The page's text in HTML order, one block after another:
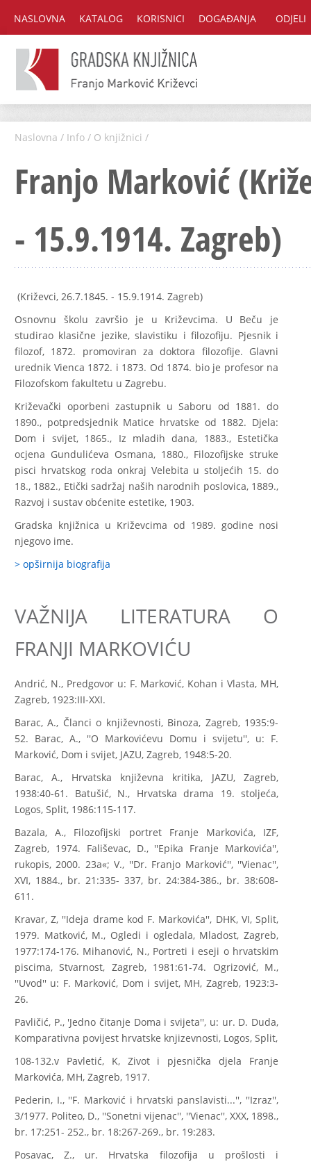
NASLOVNA KATALOG KORISNICI DOGAĐANJA ODJELI
Naslovna / Info / O knjižnici /
Franjo Marković
- 15.9.1914. Zagreb)
(Križevci, 26.7.1845. - 15.9.1914. Zagreb)
Osnovnu školu završio je u Križevcima. U Beču je
studirao klasične jezike, slavistiku i filozofiju. Pjesnik i
filozof, 1872. promoviran za doktora filozofije. Glavni
urednik Vienca 1872. i 1873. Od 1874. bio je profesor na
Filozofskom fakultetu u Zagrebu.
Križevački oporbeni zastupnik u Saboru od 1881. do
1890., potpredsjednik Matice hrvatske od 1882. Djela:
Dom i svijet, 1865., Iz mladih dana, 1883., Estetička
ocjena Gundulićeva Osmana, 1880., Filozofijske struke
pisci hrvatskog roda onkraj Velebita u stoljećih 15. do
18., 1882., Etički sadržaj naših narodnih poslovica, 1889.,
Razvoj i sustav obćenite estetike, 1903.
Gradska knjižnica u Križevcima od 1989. godine nosi
njegovo ime.
> opširnija biografija
VAŽNIJA LITERATURA O
FRANJI MARKOVIĆU
Andrić, N., Predgovor u: F. Marković, Kohan i Vlasta, MH,
Zagreb, 1923:III-XXI.
Barac, A., Članci o književnosti, Binoza, Zagreb, 1935:9-
52. Barac, A., ''O Markovićevu Domu i svijetu'', u: F.
Marković, Dom i svijet, JAZU, Zagreb, 1948:5-20.
Barac, A., Hrvatska književna kritika, JAZU, Zagreb,
1938:40-61. Batušić, N., Hrvatska drama 19. stoljeća,
Logos, Split, 1986:115-117.
Bazala, A., Filozofijski portret Franje Markovića, IZF,
Zagreb, 1974. Fališevac, D., ''Epika Franje Markovića'',
rukopis, 2000. 23a«; V., ''Dr. Franjo Marković'', ''Vienac'',
XVI, 1884., br. 21:335- 337, br. 24:384-386., br. 38:608-
611.
Kravar, Z, ''Ideja drame kod F. Markovića'', DHK, VI, Split,
1979. Matković, M., Ogledi i ogledala, Mladost, Zagreb,
1977:174-176. Mihanović, N., Portreti i eseji o hrvatskim
piscima, Stvarnost, Zagreb, 1981:61-74. Ogrizović, M.,
''Uvod'' u: F. Marković, Dom i svijet, MH, Zagreb, 1923:3-
26.
Pavličić, P., 'Jedno čitanje Doma i svijeta'', u: ur. D. Duda,
Komparativna povijest hrvatske knjizevnosti, Logos, Split,
108-132.v Pavletić, K, Zivot i pjesnička djela Franje
Markovića, MH, Zagreb, 1917.
Pederin, I., ''F. Marković i hrvatski panslavisti...'', ''Izraz'',
3/1977. Politeo, D., ''Sonetni vijenac'', ''Vienac'', XXX, 1898.,
br. 17:251- 252., br. 18:267-269., br. 19:283.
Posavac, Z., ur. Hrvatska filozofija u prošlosti i